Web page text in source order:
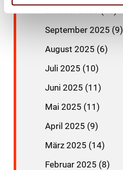
Oktober 2025 (13)
September 2025 (9)
August 2025 (6)
Juli 2025 (10)
Juni 2025 (11)
Mai 2025 (11)
April 2025 (9)
März 2025 (14)
Februar 2025 (8)